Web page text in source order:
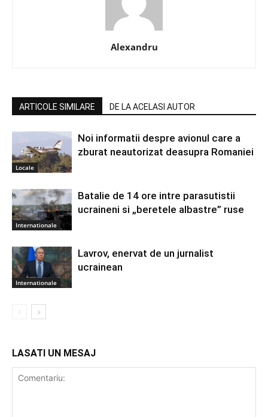
Alexandru
ARTICOLE SIMILARE DE LA ACELASI AUTOR
Locale
Noi informatii despre avionul care a
zburat neautorizat deasupra Romaniei
Internationale
Batalie de 14 ore intre parasutistii
ucraineni si „beretele albastre” ruse
Internationale
Lavrov, enervat de un jurnalist
ucrainean
LASATI UN MESAJ